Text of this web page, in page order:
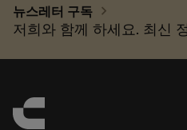
뉴스레터 구독 chevron_right
저희와 함께 하세요. 최신